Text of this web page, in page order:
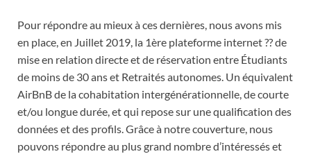
Pour répondre au mieux à ces dernières, nous avons mis
en place, en Juillet 2019, la 1ère plateforme internet ?? de
mise en relation directe et de réservation entre Étudiants
de moins de 30 ans et Retraités autonomes. Un équivalent
AirBnB de la cohabitation intergénérationnelle, de courte
et/ou longue durée, et qui repose sur une qualification des
données et des profils. Grâce à notre couverture, nous
pouvons répondre au plus grand nombre d’intéressés et